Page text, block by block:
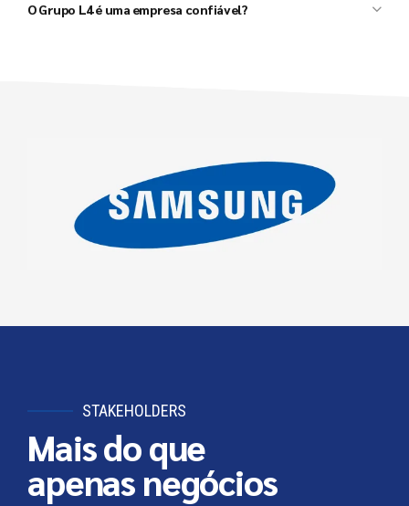
O Grupo L4 é uma empresa confiável?
STAKEHOLDERS
Mais do que
apenas negócios